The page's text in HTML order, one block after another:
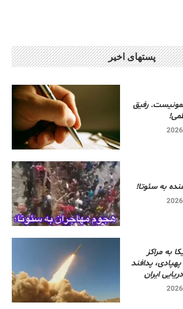
پستهای اخیر
کمونیست. رفیق
به سئوتا!
به مراکز
پدافند
ایران